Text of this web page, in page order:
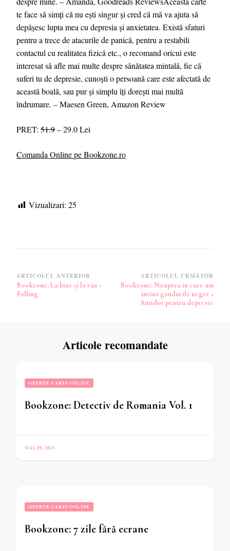
te face să simți că nu ești singur și cred că mă va ajuta să
depășesc lupta mea cu depresia și anxietatea. Există sfaturi
pentru a trece de atacurile de panică, pentru a restabili
contactul cu realitatea fizică etc., o recomand oricui este
interesat să afle mai multe despre sănătatea mintală, fie că
suferi tu de depresie, cunoști o persoană care este afectată de
această boală, sau pur și simplu îți dorești mai multă
îndrumare. – Maesen Green, Amazon Review
PRET: 51.9– 29.0 Lei
Comanda Online pe Bookzone.ro
Vizualizari: 25
Navigare
în
ARTICOLUL ANTERIOR
Bookzone: La bine și la rău +
Falling
ARTICOLUL URMĂTOR
Bookzone: Noaptea in care am
invins gandurile negre +
Antidot pentru depresie
Articole recomandate
OFERTE CARTI ONLINE
Bookzone: Detectiv de Romania Vol. 1
MAI 29, 2025
OFERTE CARTI ONLINE
Bookzone: 7 zile fără ecrane